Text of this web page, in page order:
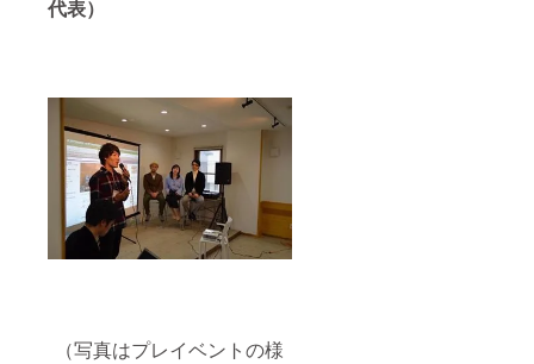
代表）
（写真はプレイベントの様